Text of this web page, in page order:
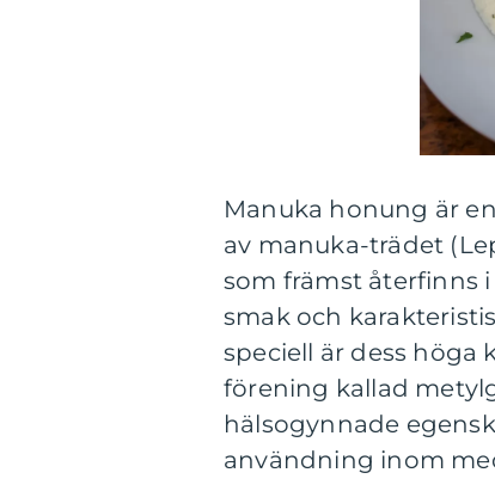
Manuka honung är
av manuka-trädet
som främst återfinns
smak och
speciell är dess
förening kallad
hälsogynnade
användning inom